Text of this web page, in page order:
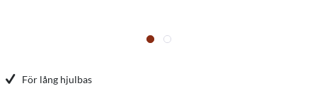
För lång hjulbas